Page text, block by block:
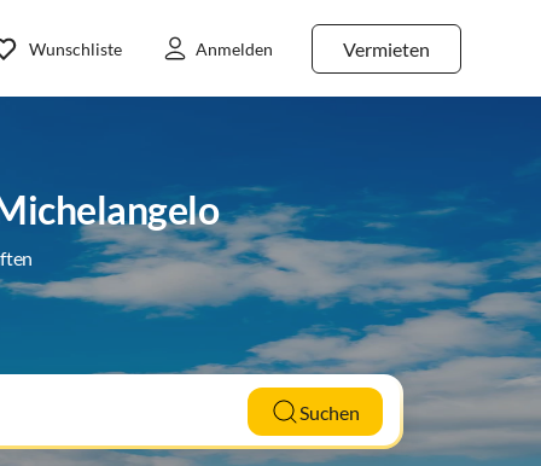
Vermieten
Wunschliste Anmelden
Suchen